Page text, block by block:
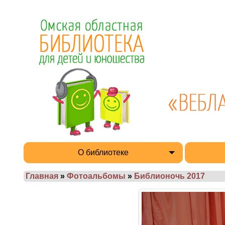
О библиотеке
Главная » Фотоальбомы » Библионочь 2017